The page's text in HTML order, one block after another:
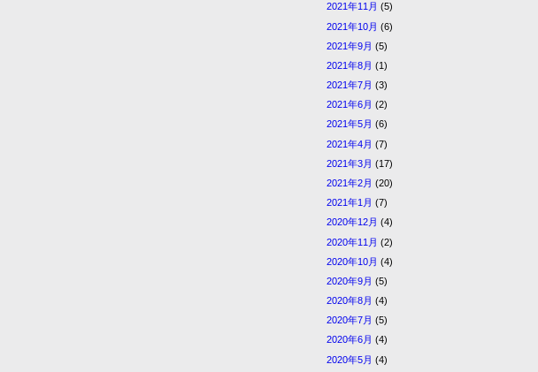
2021年11月 (5)
2021年10月 (6)
2021年9月 (5)
2021年8月 (1)
2021年7月 (3)
2021年6月 (2)
2021年5月 (6)
2021年4月 (7)
2021年3月 (17)
2021年2月 (20)
2021年1月 (7)
2020年12月 (4)
2020年11月 (2)
2020年10月 (4)
2020年9月 (5)
2020年8月 (4)
2020年7月 (5)
2020年6月 (4)
2020年5月 (4)